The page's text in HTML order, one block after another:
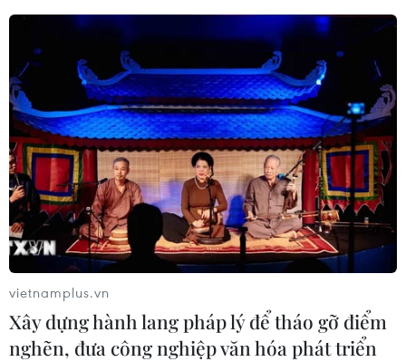
vietnamplus.vn
Xây dựng hành lang pháp lý để tháo gỡ điểm
nghẽn, đưa công nghiệp văn hóa phát triển